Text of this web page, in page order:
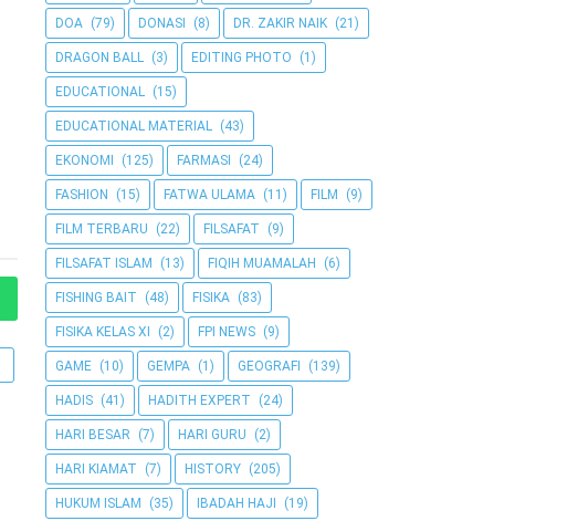
DOA (79) DONASI (8) DR. ZAKIR NAIK (21)
DRAGON BALL (3) EDITING PHOTO (1)
EDUCATIONAL (15)
EDUCATIONAL MATERIAL (43)
EKONOMI (125) FARMASI (24)
FASHION (15) FATWA ULAMA (11) FILM (9)
FILM TERBARU (22) FILSAFAT (9)
FILSAFAT ISLAM (13) FIQIH MUAMALAH (6)
FISHING BAIT (48) FISIKA (83)
FISIKA KELAS XI (2) FPI NEWS (9)
GAME (10) GEMPA (1) GEOGRAFI (139)
HADIS (41) HADITH EXPERT (24)
HARI BESAR (7) HARI GURU (2)
HARI KIAMAT (7) HISTORY (205)
HUKUM ISLAM (35) IBADAH HAJI (19)